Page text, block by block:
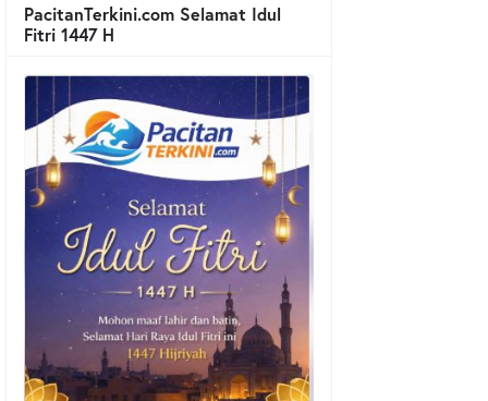
PacitanTerkini.com Selamat Idul
Fitri 1447 H